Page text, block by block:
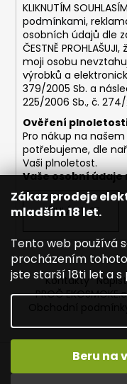
Zákaz prodeje
mladším 18 let.
Tento web používá
procházením
jste starší 18ti let a
Beru na
KLIKNUTÍM
podmínkami,
osobních údajů dle
ČESTNĚ
moji osobu
výrobků a
379/2005 Sb. a
225/2006 Sb., č.
Ověření
Pro nákup na
potřebujeme, dle
Vaši plnoletost.
Vaše osobní
PŘIHLÁSIT SE
Kontakty
PROČ
Obchodní
Copyright 2026